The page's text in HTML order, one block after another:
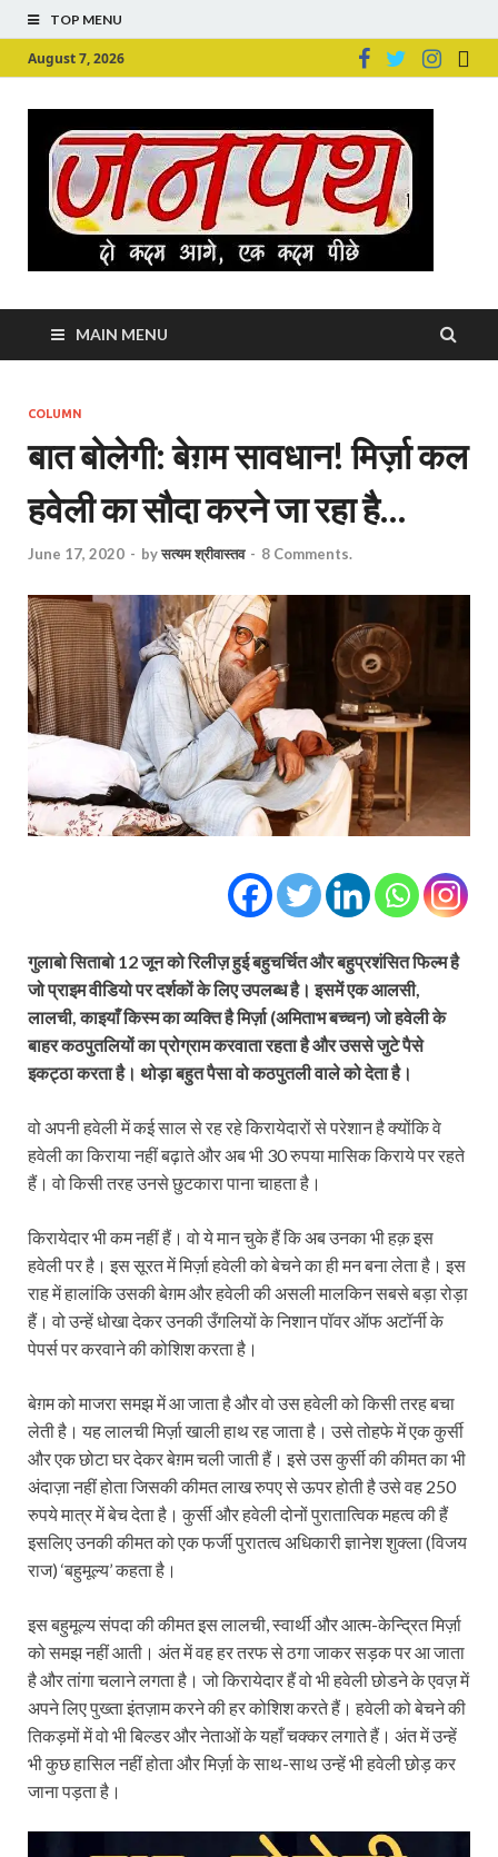
TOP MENU
August 7, 2026
MAIN MENU
COLUMN
बात बोलेगी: बेग़म सावधान! मिर्ज़ा कल
हवेली का सौदा करने जा रहा है…
June 17, 2020 - byसत्यम श्रीवास्तव - 8 Comments.
गुलाबो सिताबो 12 जून को रिलीज़ हुई बहुचर्चित और बहुप्रशंसित फिल्म है
जो प्राइम वीडियो पर दर्शकों के लिए उपलब्ध है। इसमें एक आलसी,
लालची, काइयाँ किस्म का व्यक्ति है मिर्ज़ा (अमिताभ बच्चन) जो हवेली के
बाहर कठपुतलियों का प्रोग्राम करवाता रहता है और उससे जुटे पैसे
इकट्ठा करता है। थोड़ा बहुत पैसा वो कठपुतली वाले को देता है।
वो अपनी हवेली में कई साल से रह रहे किरायेदारों से परेशान है क्योंकि वे
हवेली का किराया नहीं बढ़ाते और अब भी 30 रुपया मासिक किराये पर रहते
हैं। वो किसी तरह उनसे छुटकारा पाना चाहता है।
किरायेदार भी कम नहीं हैं। वो ये मान चुके हैं कि अब उनका भी हक़ इस
हवेली पर है। इस सूरत में मिर्ज़ा हवेली को बेचने का ही मन बना लेता है। इस
राह में हालांकि उसकी बेग़म और हवेली की असली मालकिन सबसे बड़ा रोड़ा
हैं। वो उन्हें धोखा देकर उनकी उँगलियों के निशान पॉवर ऑफ अटॉर्नी के
पेपर्स पर करवाने की कोशिश करता है।
बेग़म को माजरा समझ में आ जाता है और वो उस हवेली को किसी तरह बचा
लेती है। यह लालची मिर्ज़ा खाली हाथ रह जाता है। उसे तोहफे में एक कुर्सी
और एक छोटा घर देकर बेग़म चली जाती हैं। इसे उस कुर्सी की कीमत का भी
अंदाज़ा नहीं होता जिसकी कीमत लाख रुपए से ऊपर होती है उसे वह 250
रुपये मात्र में बेच देता है। कुर्सी और हवेली दोनों पुरातात्विक महत्व की हैं
इसलिए उनकी कीमत को एक फर्जी पुरातत्व अधिकारी ज्ञानेश शुक्ला (विजय
राज) ‘बहुमूल्य’ कहता है।
इस बहुमूल्य संपदा की कीमत इस लालची, स्वार्थी और आत्म-केन्द्रित मिर्ज़ा
को समझ नहीं आती। अंत में वह हर तरफ से ठगा जाकर सड़क पर आ जाता
है और तांगा चलाने लगता है। जो किरायेदार हैं वो भी हवेली छोडने के एवज़ में
अपने लिए पुख्ता इंतज़ाम करने की हर कोशिश करते हैं। हवेली को बेचने की
तिकड़मों में वो भी बिल्डर और नेताओं के यहाँ चक्कर लगाते हैं। अंत में उन्हें
भी कुछ हासिल नहीं होता और मिर्ज़ा के साथ-साथ उन्हें भी हवेली छोड़ कर
जाना पड़ता है।